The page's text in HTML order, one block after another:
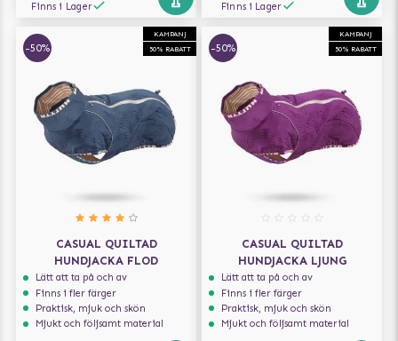
Finns i Lager Finns i Lager
KAMPANJ
50% RABATT
-50%
CASUAL QUILTAD
HUNDJACKA FLOD
Lätt att ta på och av
Finns i fler färger
Praktisk, mjuk och skön
Mjukt och följsamt material
KAMPANJ
50% RABATT
-50%
CASUAL QUILTAD
HUNDJACKA LJUNG
Lätt att ta på och av
Finns i fler färger
Praktisk, mjuk och skön
Mjukt och följsamt material